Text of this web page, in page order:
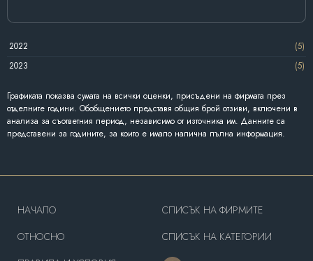
2022
(5)
2023
(5)
Графиката показва сумата на всички оценки, присъдени на фирмата през
отделните години. Обобщението представя общия брой отзиви, включени в
анализа за съответния период, независимо от източника им. Данните са
представени за годините, за които е имало налична пълна информация.
HAЧАЛО
OТНОСНО
СПИСЪК НА ФИРМИТЕ
СПИСЪК НА КАТЕГОРИИ